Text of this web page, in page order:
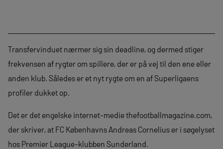
Transfervinduet nærmer sig sin deadline, og dermed stiger
frekvensen af rygter om spillere, der er på vej til den ene eller
anden klub. Således er et nyt rygte om en af Superligaens
profiler dukket op.
Det er det engelske internet-medie thefootballmagazine.com,
der skriver, at FC Københavns Andreas Cornelius er i søgelyset
hos Premier League-klubben Sunderland.